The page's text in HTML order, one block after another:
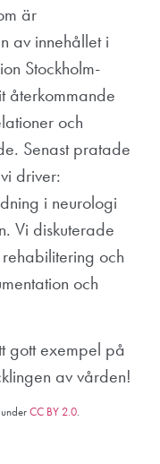
är
av innehållet i
Stockholm-
återkommande
och
Senast pratade
driver:
i neurologi
Vi diskuterade
och
och
gott exempel på
av vården!
CC BY 2.0.